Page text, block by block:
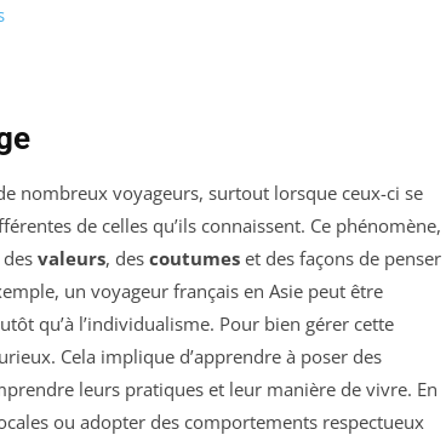
nombreux voyageurs, surtout lorsque ceux-ci se
de celles qu’ils connaissent. Ce phénomène,
valeurs, des coutumes et des façons de penser
un voyageur français en Asie peut être
qu’à l’individualisme. Pour bien gérer cette
Cela implique d’apprendre à poser des
leurs pratiques et leur manière de vivre. En
ou adopter des comportements respectueux